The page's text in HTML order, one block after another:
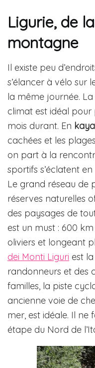
Ligurie, de
montagne
Il existe peu
s’élancer à vélo sur
la même journée.
climat est idéal
mois durant. En
cachées et les
on part à la
sportifs s’éclatent en
Le grand réseau de
réserves naturelles
des paysages de
est un must : 600
oliviers et longeant
dei Monti Liguri est
randonneurs et des
familles, la piste
ancienne voie de
mer, est idéale. Il
étape du Nord de